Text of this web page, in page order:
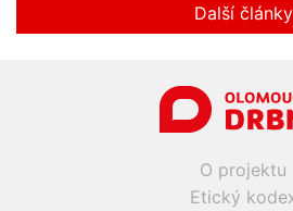
Další články
O projektu
Etický